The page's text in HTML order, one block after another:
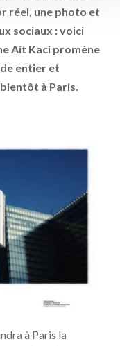
réel, une photo et
sociaux : voici
Ait Kaci promène
entier et
à Paris.
à Paris la